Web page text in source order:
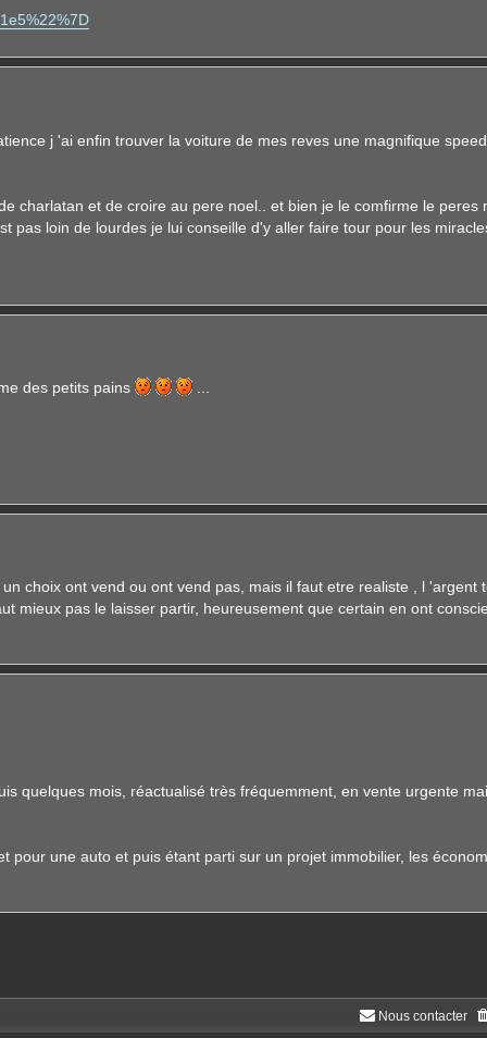
j 'ai enfin trouver la voiture de mes reves une magnifique
charlatan et de croire au pere noel.. et bien je le comfirme le peres
pas loin de lourdes je lui conseille d'y aller faire tour pour les
des petits pains ...
choix ont vend ou ont vend pas, mais il faut etre realiste , l 'argent
mieux pas le laisser partir, heureusement que certain en ont
quelques mois, réactualisé très fréquemment, en vente urgente
pour une auto et puis étant parti sur un projet immobilier, les
Nous contacter